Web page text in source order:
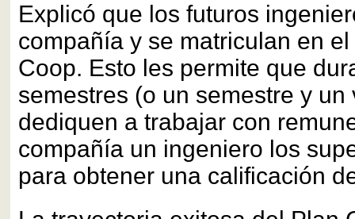
Explicó que los futuros
compañía y se matriculan en
Coop. Esto les permite que
semestres (o un semestre y un
dediquen a trabajar con
compañía un ingeniero los
para obtener una calificación